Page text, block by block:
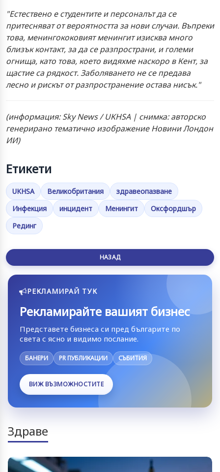
"Естествено е студентите и персоналът да се
притесняват от вероятността за нови случаи. Въпреки
това, менингококовият менингит изисква много
близък контакт, за да се разпространи, и големи
огнища, като това, което видяхме наскоро в Кент, за
щастие са рядкост. Заболяването не се предава
лесно и рискът от разпространение остава нисък."
(информация: Sky News / UKHSA | снимка: авторско
генерирано тематично изображение Новини Лондон
ИИ)
Етикети
UKHSA Великобритания
здравеопазване
Инфекция
инцидент Менингит
Оксфордшър
Рединг
НАЗАД
РЕКЛАМИРАЙ ТУК
Рекламирайте вашият бизнес
Представете бизнеса си пред българите по
света с ясно и видимо послание.
БАНЕРИ PR ПУБЛИКАЦИИ СЪБИТИЯ
ВИЖ ВЪЗМОЖНОСТИТЕ
Здраве